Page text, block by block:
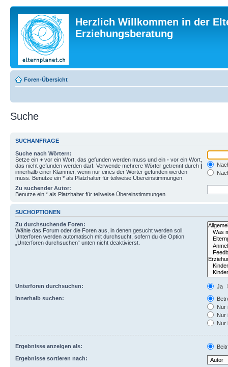
Herzlich Willkommen in der
Erziehungsberatung
Foren-Übersicht
Suche
SUCHANFRAGE
Suche nach Wörtern:
Setze ein + vor ein Wort, das gefunden werden muss und ein - vor ein Wort,
das nicht gefunden werden darf. Verwende mehrere Wörter getrennt durch |
innerhalb einer Klammer, wenn nur eines der Wörter gefunden werden
muss. Benutze ein * als Platzhalter für teilweise Übereinstimmungen.
Zu suchender Autor:
Benutze ein * als Platzhalter für teilweise Übereinstimmungen.
SUCHOPTIONEN
Zu durchsuchende Foren:
Wähle das Forum oder die Foren aus, in denen gesucht werden soll.
Unterforen werden automatisch mit durchsucht, sofern du die Option
„Unterforen durchsuchen“ unten nicht deaktivierst.
Unterforen durchsuchen:
Ja
Innerhalb suchen:
Nur
Nur
Nur
Ergebnisse anzeigen als:
Ergebnisse sortieren nach: